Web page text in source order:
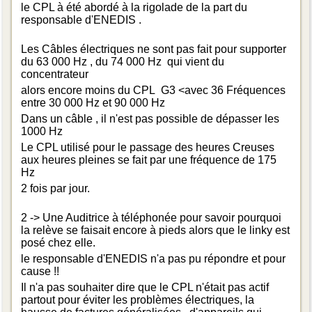
le CPL à été abordé à la rigolade de la part du
responsable d'ENEDIS .
Les Câbles électriques ne sont pas fait pour supporter
du 63 000 Hz , du 74 000 Hz qui vient du
concentrateur
alors encore moins du CPL G3 <avec 36 Fréquences
entre 30 000 Hz et 90 000 Hz
Dans un câble , il n'est pas possible de dépasser les
1000 Hz
Le CPL utilisé pour le passage des heures Creuses
aux heures pleines se fait par une fréquence de 175
Hz
2 fois par jour.
2 -> Une Auditrice à téléphonée pour savoir pourquoi
la relève se faisait encore à pieds alors que le linky est
posé chez elle.
le responsable d'ENEDIS n'a pas pu répondre et pour
cause !!
Il n'a pas souhaiter dire que le CPL n'était pas actif
partout pour éviter les problèmes électriques, la